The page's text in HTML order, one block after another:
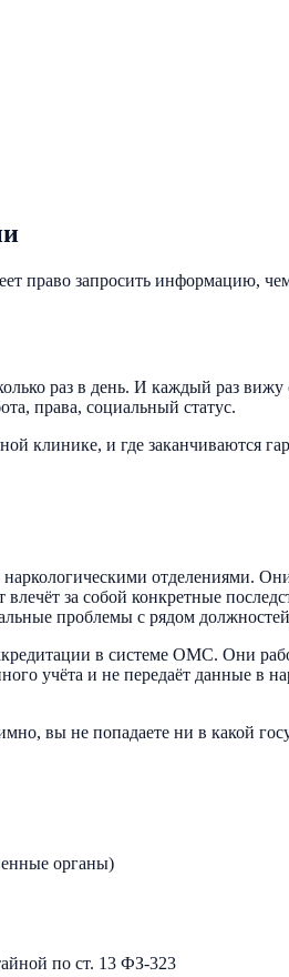
право запросить информацию,
раз в день. И каждый раз
права, социальный статус.
клинике, и где заканчиваются
отделениями.
за собой конкретные
проблемы с рядом
в системе ОМС. Они
учёта и не передаёт данные в
вы не попадаете ни в какой
органы)
по ст. 13 ФЗ-323